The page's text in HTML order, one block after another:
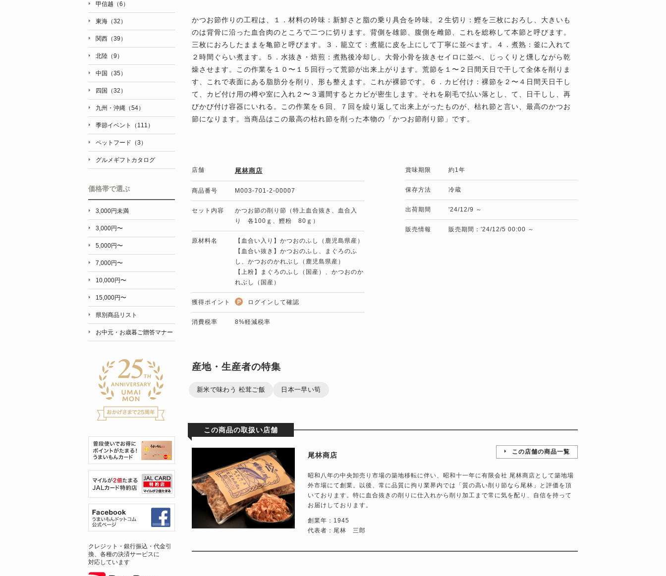
かつお節作りの工程は、１．材料の吟味：新鮮さと脂の乗り具合を吟味。２生切り：鰹を三枚におろし、大きいも
のは背骨に沿った血合肉のところで二つに切ります。背側を雄節、腹側を雌節、これを総称して本節と呼びます。
三枚におろしたままを亀節と呼びます。３．籠立て：煮籠に皮を上にして丁寧に並べます。４．煮熟：釜に入れて
２時間ぐらい煮ます。５．水抜き・焙煎：煮熟後冷却し、大骨小骨を抜きセイロに並べ、じっくりと燻しながら乾
燥させます。この作業を１０〜１５回行って荒節が出来上がります。荒節を１〜２日間天日で干して全体を削りま
す、これで表面にある脂肪分を削り、形も整えます。これが裸節です。６．カビ付け：裸節を２〜４日間天日干し
て、カビ付け用の樽や室に入れ２〜３週間するとカビが密生します。それを刷毛で払い落とし、て、日干しし、再
びかび付け容器にいれる。この作業を６回、７回を繰り返して出来上がったものが、枯れ節と言い、最高のかつお
節になります。当商品はこの最高の枯れ節を削った本物の「かつお節削り節」です。
店舗 尾林商店
商品番号 M003-701-2-00007
セット内容
かつお節の削り節（特上血合抜き、血合入
り 各100ｇ、鰹粉 80ｇ）
原材料名
【血合い入り】かつおのふし（鹿児島県産）
【血合い抜き】かつおのふし、まぐろのふ
し、かつおのかれぶし（鹿児島県産）
【上粉】まぐろのふし（国産）、かつおのか
れぶし（国産）
獲得ポイント ログインして確認
消費税率 8%軽減税率
賞味期限 約1年
保存方法 冷蔵
出荷期間 '24/12/9 ～
販売情報 販売期間：'24/12/5 00:00 ～
産地・生産者の特集
新米で味わう 松茸ご飯 日本一早い筍
この商品の取扱い店舗
尾林商店 この店舗の商品一覧
昭和八年の中央卸売り市場の築地移転に伴い、昭和十一年に有限会社 尾林商店として築地場
外市場にて創業。以後、常に品質に拘り業界内では「質の高い削り節なら尾林」と評価を頂
いております。特に血合抜きの削りに仕入れから削り加工まで常に気を配り、自信を持って
お届けしております。
創業年：1945
代表者：尾林 三郎
甲信越（6）
東海（32）
関西（39）
北陸（9）
中国（35）
四国（32）
九州・沖縄（54）
季節イベント（111）
ペットフード（3）
グルメギフトカタログ
価格帯で選ぶ
3,000円未満
3,000円〜
5,000円〜
7,000円〜
10,000円〜
15,000円〜
県別商品リスト
お中元・お歳暮ご贈答マナー
クレジット・銀行振込・代金引
換、各種の決済サービスに
対応しています